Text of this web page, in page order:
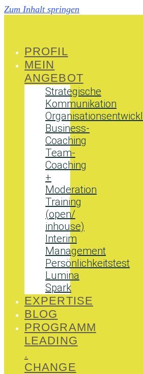
Zum Inhalt springen
PROFIL
MEIN
ANGEBOT
Strategische
Kommunikation
Business-
Coaching
Team-
Coaching
+
Moderation
Training
(open/
inhouse)
Interim
Management
Persönlichkeitstest
Lumina
Spark
EXPERTISE
BLOG
PROGRAMM
LEADING
.
CHANGE